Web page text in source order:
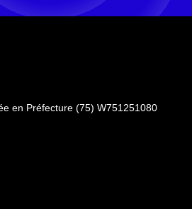
en Préfecture (75) W751251080